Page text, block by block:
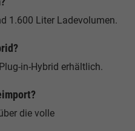
1.600 Liter Ladevolumen.
in-Hybrid erhältlich.
die volle